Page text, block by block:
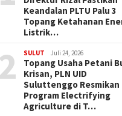
Keandalan PLTU Palu 3
Topang Ketahanan
Listrik…
SULUT Juli 24, 2026
Topang Usaha Petani
Krisan, PLN UID
Suluttenggo Resmikan
Program Electrifying
Agriculture di T…